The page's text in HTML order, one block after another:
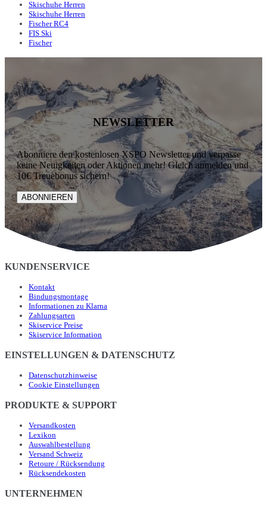
Skischuhe Herren
Skischuhe Herren
Fischer RC4
FIS Ski
Fischer
NEWSLETTER
Abonniere den kostenlosen XSPO Newsletter und verpasse
keine Neuigkeiten oder Aktionen mehr! Gleich anmelden und
10€ Treuebonus sichern!
ABONNIEREN
KUNDENSERVICE
Kontakt
Bindungsmontage
Informationen zu Klarna
Zahlungsarten
Skiservice Preise
Skiservice Information
EINSTELLUNGEN & DATENSCHUTZ
Datenschutzhinweise
Cookie Einstellungen
PRODUKTE & SUPPORT
Versandkosten
Lexikon
Auswahlbestellung
Versand Schweiz
Retoure / Rücksendung
Rücksendekosten
UNTERNEHMEN